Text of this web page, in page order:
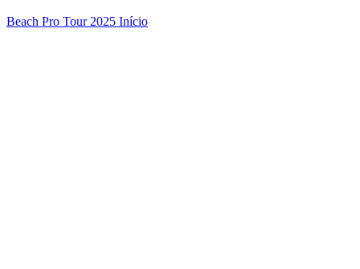
Beach Pro Tour 2025 Início